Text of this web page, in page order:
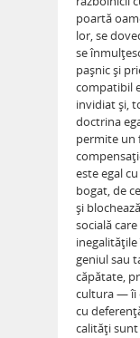
poartă
lor, se
se
paşnic şi
compatibil
invidiat şi,
doctrina
permite un
este egal
bogat, de
şi
socială
geniul sau
căpătate,
cultura — îi
cu
calităţi